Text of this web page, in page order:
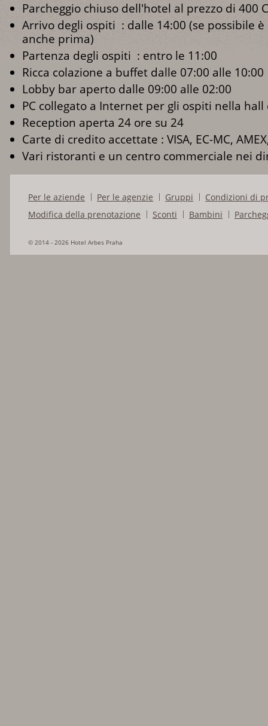
Parcheggio chiuso dell'hotel al prezzo di 400
Arrivo degli ospiti : dalle 14:00 (se possibile
anche prima)
Partenza degli ospiti : entro le 11:00
Ricca colazione a buffet dalle 07:00 alle 10:00
Lobby bar aperto dalle 09:00 alle 02:00
PC collegato a Internet per gli ospiti nella hall
Reception aperta 24 ore su 24
Carte di credito accettate : VISA, EC-MC,
Vari ristoranti e un centro commerciale nei
Per le aziende Per le agenzie Gruppi
Condizioni di
Modifica della prenotazione
Sconti Bambini
© 2014 - 2026 Hotel Arbes Praha